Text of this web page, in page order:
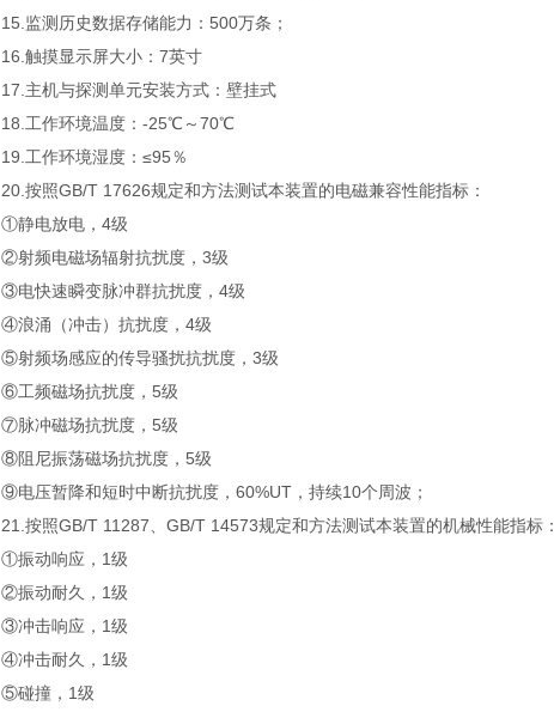
15.监测历史数据存储能力：500万条；
16.触摸显示屏大小：7英寸
17.主机与探测单元安装方式：壁挂式
18.工作环境温度：-25℃～70℃
19.工作环境湿度：≤95％
20.按照GB/T 17626规定和方法测试本装置的电磁兼容性能指标：
①静电放电，4级
②射频电磁场辐射抗扰度，3级
③电快速瞬变脉冲群抗扰度，4级
④浪涌（冲击）抗扰度，4级
⑤射频场感应的传导骚扰抗扰度，3级
⑥工频磁场抗扰度，5级
⑦脉冲磁场抗扰度，5级
⑧阻尼振荡磁场抗扰度，5级
⑨电压暂降和短时中断抗扰度，60%UT，持续10个周波；
21.按照GB/T 11287、GB/T 14573规定和方法测试本装置的机械性能指标：
①振动响应，1级
②振动耐久，1级
③冲击响应，1级
④冲击耐久，1级
⑤碰撞，1级